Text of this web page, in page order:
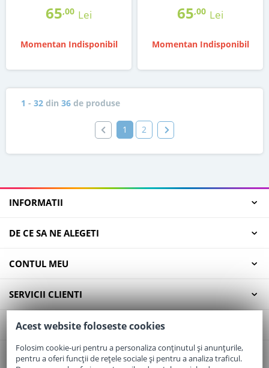
65,00 Lei
Momentan Indisponibil
65,00 Lei
Momentan Indisponibil
1 - 32 din 36 de produse
1 2
INFORMATII
DE CE SA NE ALEGETI
CONTUL MEU
SERVICII CLIENTI
CONTACT
Email:office@elaptepraf.ro
Acest website foloseste cookies
Folosim cookie-uri pentru a personaliza conținutul și anunțurile,
pentru a oferi funcții de rețele sociale și pentru a analiza traficul.